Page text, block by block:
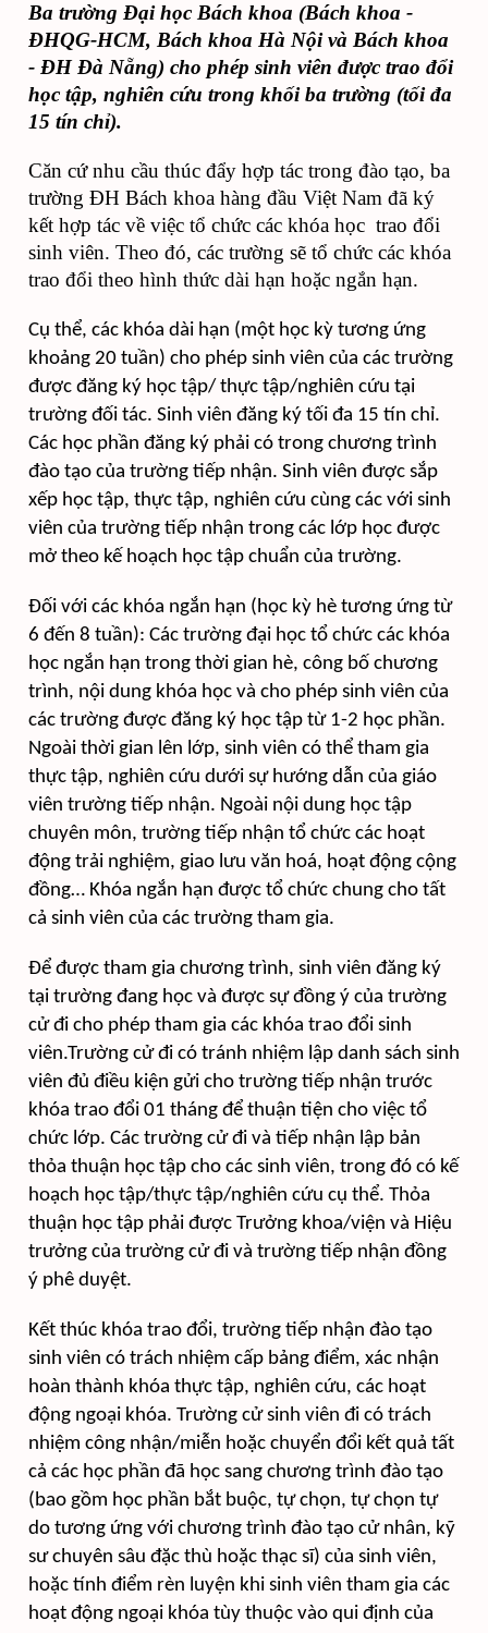
Ba trường Đại học Bách khoa (Bách khoa -
ĐHQG-HCM, Bách khoa Hà Nội và Bách khoa
- ĐH Đà Nẵng) cho phép sinh viên được trao đổi
học tập, nghiên cứu trong khối ba trường (tối đa
15 tín chỉ).
Căn cứ nhu cầu thúc đẩy hợp tác trong đào tạo, ba
trường ĐH Bách khoa hàng đầu Việt Nam đã ký
kết hợp tác về việc tổ chức các khóa học trao đổi
sinh viên. Theo đó, các trường sẽ tổ chức các khóa
trao đổi theo hình thức dài hạn hoặc ngắn hạn.
Cụ thể, các khóa dài hạn (một học kỳ tương ứng
khoảng 20 tuần) cho phép sinh viên của các trường
được đăng ký học tập/ thực tập/nghiên cứu tại
trường đối tác. Sinh viên đăng ký tối đa 15 tín chỉ.
Các học phần đăng ký phải có trong chương trình
đào tạo của trường tiếp nhận. Sinh viên được sắp
xếp học tập, thực tập, nghiên cứu cùng các với sinh
viên của trường tiếp nhận trong các lớp học được
mở theo kế hoạch học tập chuẩn của trường.
Đối với các khóa ngắn hạn (học kỳ hè tương ứng từ
6 đến 8 tuần): Các trường đại học tổ chức các khóa
học ngắn hạn trong thời gian hè, công bố chương
trình, nội dung khóa học và cho phép sinh viên của
các trường được đăng ký học tập từ 1-2 học phần.
Ngoài thời gian lên lớp, sinh viên có thể tham gia
thực tập, nghiên cứu dưới sự hướng dẫn của giáo
viên trường tiếp nhận. Ngoài nội dung học tập
chuyên môn, trường tiếp nhận tổ chức các hoạt
động trải nghiệm, giao lưu văn hoá, hoạt động cộng
đồng… Khóa ngắn hạn được tổ chức chung cho tất
cả sinh viên của các trường tham gia.
Để được tham gia chương trình, sinh viên đăng ký
tại trường đang học và được sự đồng ý của trường
cử đi cho phép tham gia các khóa trao đổi sinh
viên.Trường cử đi có tránh nhiệm lập danh sách sinh
viên đủ điều kiện gửi cho trường tiếp nhận trước
khóa trao đổi 01 tháng để thuận tiện cho việc tổ
chức lớp. Các trường cử đi và tiếp nhận lập bản
thỏa thuận học tập cho các sinh viên, trong đó có kế
hoạch học tập/thực tập/nghiên cứu cụ thể. Thỏa
thuận học tập phải được Trưởng khoa/viện và Hiệu
trưởng của trường cử đi và trường tiếp nhận đồng
ý phê duyệt.
Kết thúc khóa trao đổi, trường tiếp nhận đào tạo
sinh viên có trách nhiệm cấp bảng điểm, xác nhận
hoàn thành khóa thực tập, nghiên cứu, các hoạt
động ngoại khóa. Trường cử sinh viên đi có trách
nhiệm công nhận/miễn hoặc chuyển đổi kết quả tất
cả các học phần đã học sang chương trình đào tạo
(bao gồm học phần bắt buộc, tự chọn, tự chọn tự
do tương ứng với chương trình đào tạo cử nhân, kỹ
sư chuyên sâu đặc thù hoặc thạc sĩ) của sinh viên,
hoặc tính điểm rèn luyện khi sinh viên tham gia các
hoạt động ngoại khóa tùy thuộc vào qui định của